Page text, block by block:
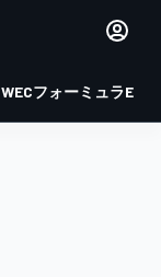
WECフォーミュラE